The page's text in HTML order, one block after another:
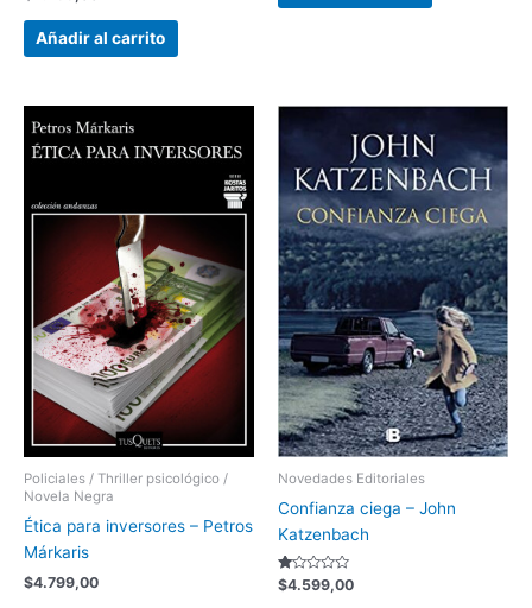
Añadir al carrito
Policiales / Thriller psicológico /
Novela Negra
Ética para inversores – Petros
Márkaris
$4.799,00
Novedades Editoriales
Confianza ciega – John
Katzenbach
Valorado
con
$4.599,00